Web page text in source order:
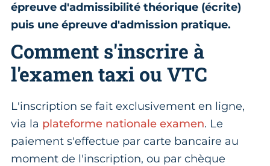
épreuve d'admissibilité théorique (écrite)
puis une épreuve d'admission pratique.
Comment s'inscrire à
l'examen taxi ou VTC
L'inscription se fait exclusivement en ligne,
via la plateforme nationale examen. Le
paiement s'effectue par carte bancaire au
moment de l'inscription, ou par chèque